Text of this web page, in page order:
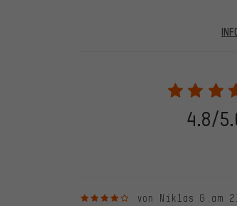
28.05.2022 werden nur
eine Bestellnummer angegeben
frei. Alle verifizierten Bewertungen
dem 28.05.2022 und ab dem
die bewertete Ware nicht bei uns
veröffentlichen alle
4.8/
4 von 5 Sternenvon Niklas G. am